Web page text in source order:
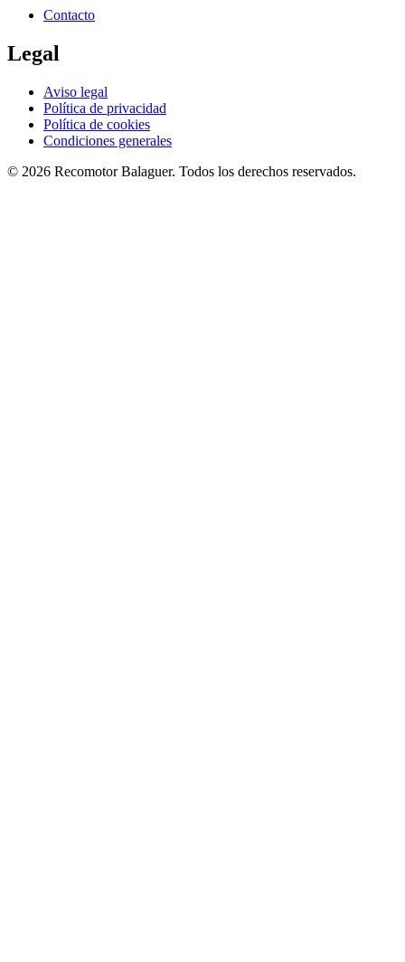
Contacto
Legal
Aviso legal
Política de privacidad
Política de cookies
Condiciones generales
© 2026 RecomotorBalaguer. Todos los derechos reservados.